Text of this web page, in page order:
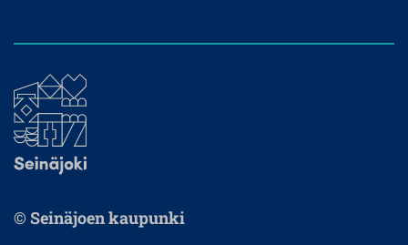
© Seinäjoen kaupunki